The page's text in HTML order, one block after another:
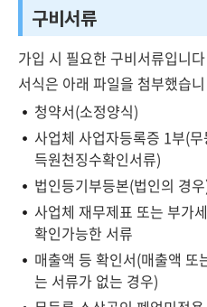
구비서류
가입 시 필요한 구비서류입니
서식은 아래 파일을 첨부했습
청약서(소정양식)
사업체 사업자등록증 1부(
득원천징수확인서류)
법인등기부등본(법인의 경
사업체 재무제표 또는 부가
확인가능한 서류
매출액 등 확인서(매출액 또
는 서류가 없는 경우)